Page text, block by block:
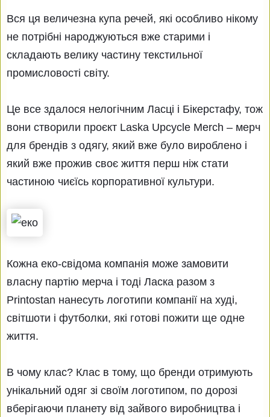
Вся ця величезна купа речей, які особливо нікому
не потрібні народжуються вже старими і
складають велику частину текстильної
промисловості світу.
Це все здалося нелогічним Ласці і Бікерстафу, тож
вони створили проєкт Laska Upcycle Merch – мерч
для брендів з одягу, який вже було вироблено і
який вже прожив своє життя перш ніж стати
частиною чиєїсь корпоративної культури.
Кожна еко-свідома компанія може замовити
власну партію мерча і тоді Ласка разом з
Printostan нанесуть логотипи компанії на худі,
світшоти і футболки, які готові пожити ще одне
життя.
В чому клас? Клас в тому, що бренди отримують
унікальний одяг зі своїм логотипом, по дорозі
вберігаючи планету від зайвого виробництва і